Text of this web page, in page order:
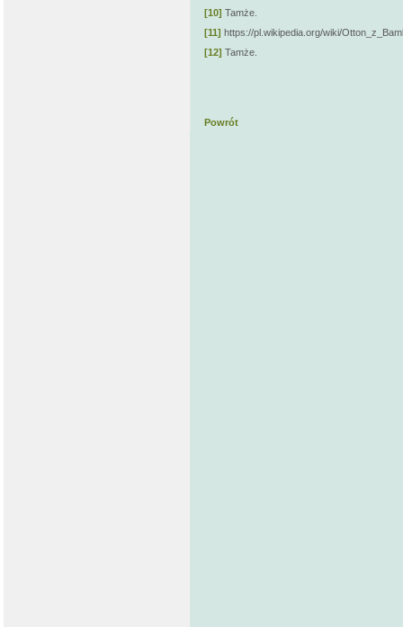
[10] Tamże.
[11] https://pl.wikipedia.org/wiki/
[12] Tamże.
Powrót